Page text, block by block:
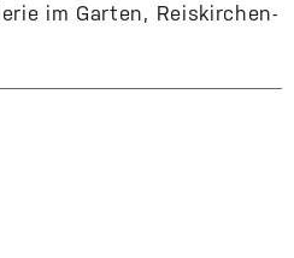
im Garten, Reiskirchen-